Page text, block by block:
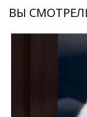
изысканность и
разные ситуации.
лёгкий пуховый
и тепло без
динамичной
впечатляет:
белый и
ВЫ